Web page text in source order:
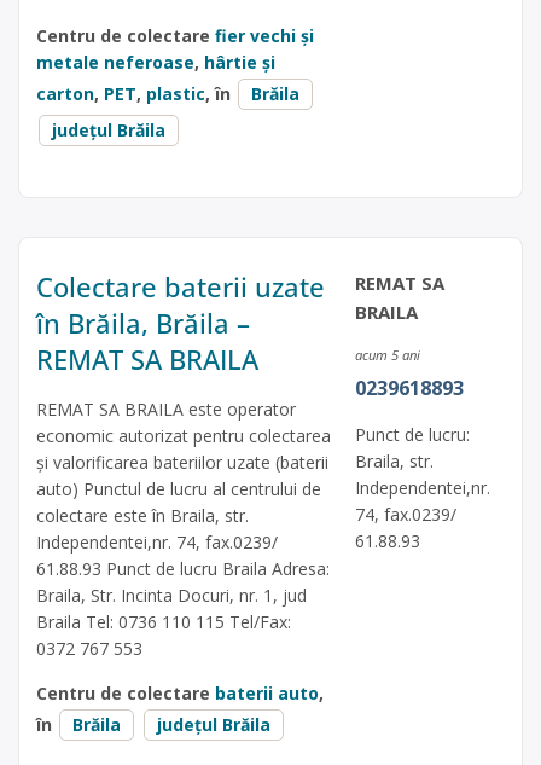
Centru de colectare fier vechi și
metale neferoase, hârtie și
carton, PET, plastic, în
Brăila
județul Brăila
Colectare baterii uzate
în Brăila, Brăila –
REMAT SA BRAILA
REMAT SA BRAILA este operator
economic autorizat pentru colectarea
și valorificarea bateriilor uzate (baterii
auto) Punctul de lucru al centrului de
colectare este în Braila, str.
Independentei,nr. 74, fax.0239/
61.88.93 Punct de lucru Braila Adresa:
Braila, Str. Incinta Docuri, nr. 1, jud
Braila Tel: 0736 110 115 Tel/Fax:
0372 767 553
Centru de colectare baterii auto,
în
Brăila județul Brăila
REMAT SA
BRAILA
acum 5 ani
0239618893
Punct de lucru:
Braila, str.
Independentei,nr.
74, fax.0239/
61.88.93